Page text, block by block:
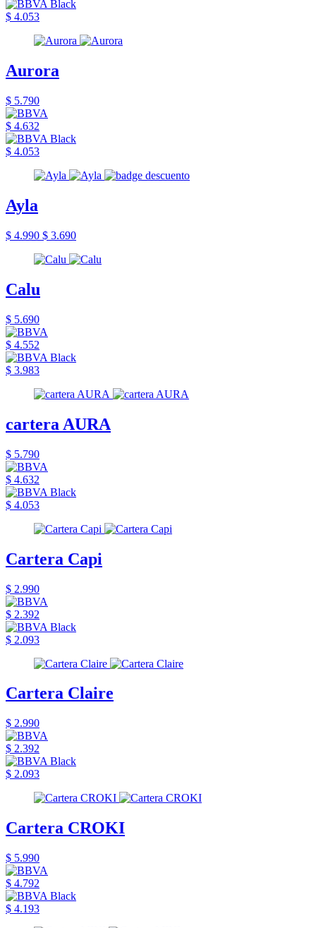
$ 4.053
Aurora
$ 5.790
$ 4.632
$ 4.053
Ayla
$ 4.990 $ 3.690
Calu
$ 5.690
$ 4.552
$ 3.983
cartera AURA
$ 5.790
$ 4.632
$ 4.053
Cartera Capi
$ 2.990
$ 2.392
$ 2.093
Cartera Claire
$ 2.990
$ 2.392
$ 2.093
Cartera CROKI
$ 5.990
$ 4.792
$ 4.193